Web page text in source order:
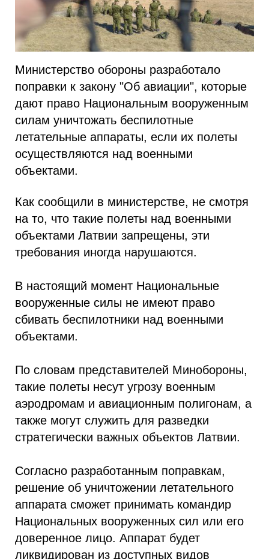
Министерство обороны разработало
поправки к закону "Об авиации", которые
дают право Национальным вооруженным
силам уничтожать беспилотные
летательные аппараты, если их полеты
осуществляются над военными
объектами.
Как сообщили в министерстве, не смотря
на то, что такие полеты над военными
объектами Латвии запрещены, эти
требования иногда нарушаются.
В настоящий момент Национальные
вооруженные силы не имеют право
сбивать беспилотники над военными
объектами.
По словам представителей Минобороны,
такие полеты несут угрозу военным
аэродромам и авиационным полигонам, а
также могут служить для разведки
стратегически важных объектов Латвии.
Согласно разработанным поправкам,
решение об уничтожении летательного
аппарата сможет принимать командир
Национальных вооруженных сил или его
доверенное лицо. Аппарат будет
ликвидирован из доступных видов